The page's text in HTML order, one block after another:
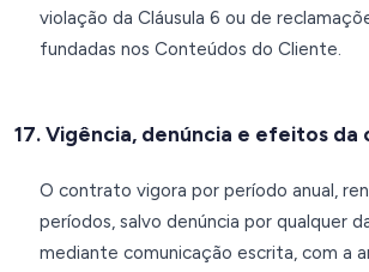
violação da Cláusula 6 ou de
fundadas nos Conteúdos do Cliente.
17. Vigência, denúncia e efeitos da
O contrato vigora por período anual,
períodos, salvo denúncia por qualquer
mediante comunicação escrita, com a